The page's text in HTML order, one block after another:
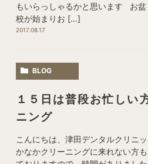
もいらっしゃるかと思います お
校が始まりお […]
2017.08.17
BLOG
１５日は普段お忙しい
ニング
こんにちは、津田デンタルクリニ
かなかクリーニングに来れない方